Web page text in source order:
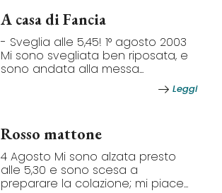
A casa di Fancia
- Sveglia alle 5,45! 1° agosto 2003
Mi sono svegliata ben riposata, e
sono andata alla messa...
Leggi
Rosso mattone
4 Agosto Mi sono alzata presto
alle 5,30 e sono scesa a
preparare la colazione; mi piace...